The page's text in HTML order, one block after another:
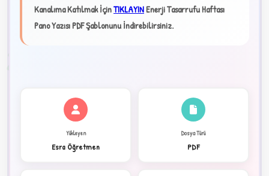
✦
Kanalıma Katılmak İçinTIKLAYINEnerji Tasarrufu Haftası
Pano Yazısı PDF Şablonunu İndirebilirsiniz.
Yükleyen
Esra Öğretmen
Dosya Türü
PDF